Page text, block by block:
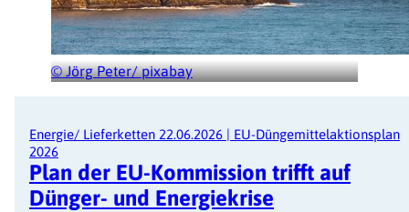
© Jörg Peter/ pixabay
Energie/ Lieferketten 22.06.2026 | EU-Düngemittelaktionsplan
2026
Plan der EU-Kommission trifft auf
Dünger- und Energiekrise